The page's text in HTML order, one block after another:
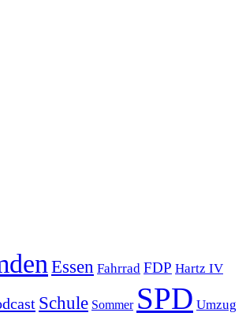
Essen Fahrrad FDP Hartz IV
Schule Sommer SPD Umzug